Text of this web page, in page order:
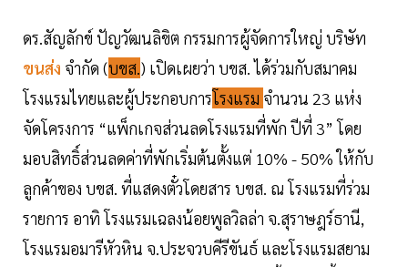
ดร.สัญลักข์ ปัญวัฒนลิขิต กรรมการผู้จัดการใหญ่ บริษัท
ขนส่ง จำกัด (บขส.) เปิดเผยว่า บขส. ได้ร่วมกับสมาคม
โรงแรมไทยและผู้ประกอบการโรงแรม จำนวน 23 แห่ง
จัดโครงการ “แพ็กเกจส่วนลดโรงแรมที่พัก ปีที่ 3” โดย
มอบสิทธิ์ส่วนลดค่าที่พักเริ่มต้นตั้งแต่ 10% - 50% ให้กับ
ลูกค้าของ บขส. ที่แสดงตั๋วโดยสาร บขส. ณ โรงแรมที่ร่วม
รายการ อาทิ โรงแรมเฉลงน้อยพูลวิลล่า จ.สุราษฎร์ธานี,
โรงแรมอมารีหัวหิน จ.ประจวบคีรีขันธ์ และโรงแรมสยาม